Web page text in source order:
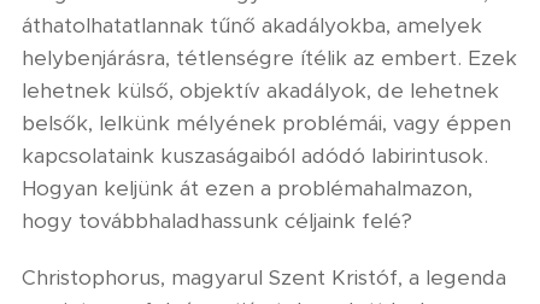
áthatolhatatlannak tűnő akadályokba, amelyek
helybenjárásra, tétlenségre ítélik az embert. Ezek
lehetnek külső, objektív akadályok, de lehetnek
belsők, lelkünk mélyének problémái, vagy éppen
kapcsolataink kuszaságaiból adódó labirintusok.
Hogyan keljünk át ezen a problémahalmazon,
hogy továbbhaladhassunk céljaink felé?
Christophorus, magyarul Szent Kristóf, a legenda